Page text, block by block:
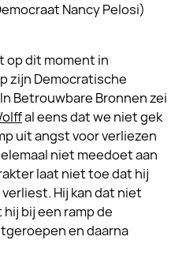
Nancy Pelosi)
op dit moment in
zijn Democratische
Betrouwbare Bronnen zei
al eens dat we niet gek
uit angst voor verliezen
niet meedoet aan
laat niet toe dat hij
Hij kan dat niet
bij een ramp de
en daarna